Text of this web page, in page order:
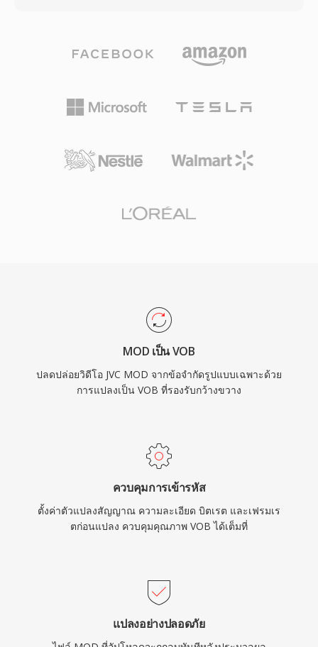
ในกล้องวิดีโอผู้บริโภคบางรุ่นด้วย ขยายการเข้าถึง
ออกไปนอกเหนือจากผลิตภัณฑ์ JVC แม้ว่าการ
MOD ไม่ค่อยถูกใช้สำหรับการผลิตใหม่ แต่รูปแบบนี้
ฟุตเทจที่เก็บถาวรจากกล้องวิดีโอแบบไฟล์รุ่นกลาง
ทศวรรษ 2000
บรรจุสตรีมคำบรรยาย DVD ในรูปแบบ bitmap
และข้อมูลจุดบท ไฟล์อยู่ในไดเรกทอรี VIDEO_TS
บนแผ่น DVD โดยมีรูปแบบการตั้งชื่อ
เรื่องและส่วนของเนื้อหา ไฟล์ VOB แต่ละไฟล์จำกัด
หลายไฟล์อย่างไร้รอยต่อ รูปแบบรองรับวิดีโอทั้ง
ที่ครบถ้วนสำหรับการส่งมอบภาพยนตร์ให้ผู้บริโภค
แม้ว่าการสตรีมและรูปแบบแผ่นที่ใหม่กว่าจะเข้ามา
แทนที่ DVD สำหรับเนื้อหาใหม่ VOB ยังคงมีความ
เกี่ยวข้องอย่างมากสำหรับการเข้าถึงคลังเนื้อหา
DVD ที่มีอยู่อย่างมหาศาล
MOD เป็น VOB
ปลดปล่อยวิดีโอ JVC MOD จากข้อจำกัดรูปแบบเฉพาะด้วย
การแปลงเป็น VOB ที่รองรับกว้างขวาง
ควบคุมการเข้ารหัส
ตั้งค่าตัวแปลงสัญญาณ ความละเอียด บิตเรต และเฟรมเร
ตก่อนแปลง ควบคุมคุณภาพ VOB ได้เต็มที่
แปลงอย่างปลอดภัย